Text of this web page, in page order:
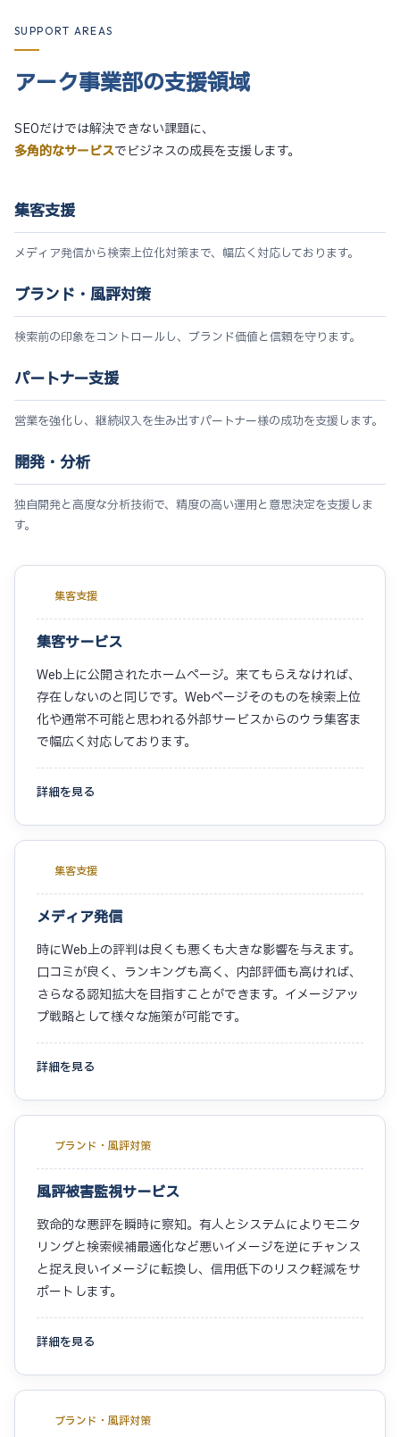
SUPPORT AREAS
アーク事業部の支援領域
SEOだけでは解決できない課題に、
多角的なサービスでビジネスの成長を支援します。
集客支援
メディア発信から検索上位化対策まで、幅広く対応しております。
ブランド・風評対策
検索前の印象をコントロールし、ブランド価値と信頼を守ります。
パートナー支援
営業を強化し、継続収入を生み出すパートナー様の成功を支援します。
開発・分析
独自開発と高度な分析技術で、精度の高い運用と意思決定を支援しま
す。
集客支援
集客サービス
Web上に公開されたホームページ。来てもらえなければ、
存在しないのと同じです。Webページそのものを検索上位
化や通常不可能と思われる外部サービスからのウラ集客ま
で幅広く対応しております。
詳細を見る
集客支援
メディア発信
時にWeb上の評判は良くも悪くも大きな影響を与えます。
口コミが良く、ランキングも高く、内部評価も高ければ、
さらなる認知拡大を目指すことができます。イメージアッ
プ戦略として様々な施策が可能です。
詳細を見る
ブランド・風評対策
風評被害監視サービス
致命的な悪評を瞬時に察知。有人とシステムによりモニタ
リングと検索候補最適化など悪いイメージを逆にチャンス
と捉え良いイメージに転換し、信用低下のリスク軽減をサ
ポートします。
詳細を見る
ブランド・風評対策